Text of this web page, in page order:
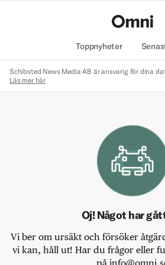
Toppnyheter
Schibsted News Media AB är ansvarig för dina
Läs mer här
Oj! Något har
Vi ber om ursäkt och försöker
vi kan, håll ut! Har du frågor eller